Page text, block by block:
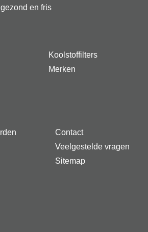
en fris
Koolstoffilters
Merken
Contact
Veelgestelde vragen
Sitemap